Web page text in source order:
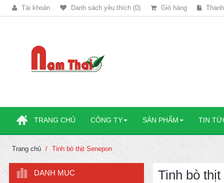
Tài khoản Danh sách yêu thích (0) Giỏ hàng
TRANG CHỦ CÔNG TY SẢN PHẨM TIN
Trang chủ Tinh bò thịt Senepon
DANH MỤC Tinh bò